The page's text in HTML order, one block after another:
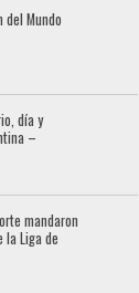
del Mundo
día y
–
mandaron
la Liga de